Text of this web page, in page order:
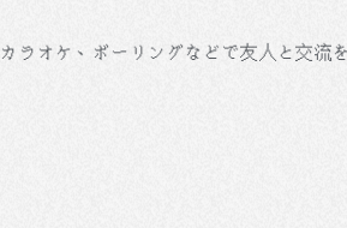
オケ、ボーリングなどで友人と交流